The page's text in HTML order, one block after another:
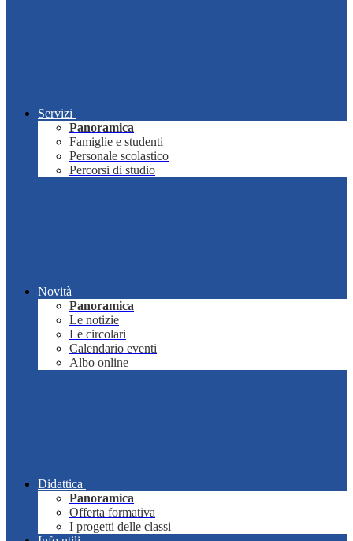
Servizi
Panoramica
Famiglie e studenti
Personale scolastico
Percorsi di studio
Novità
Panoramica
Le notizie
Le circolari
Calendario eventi
Albo online
Didattica
Panoramica
Offerta formativa
I progetti delle classi